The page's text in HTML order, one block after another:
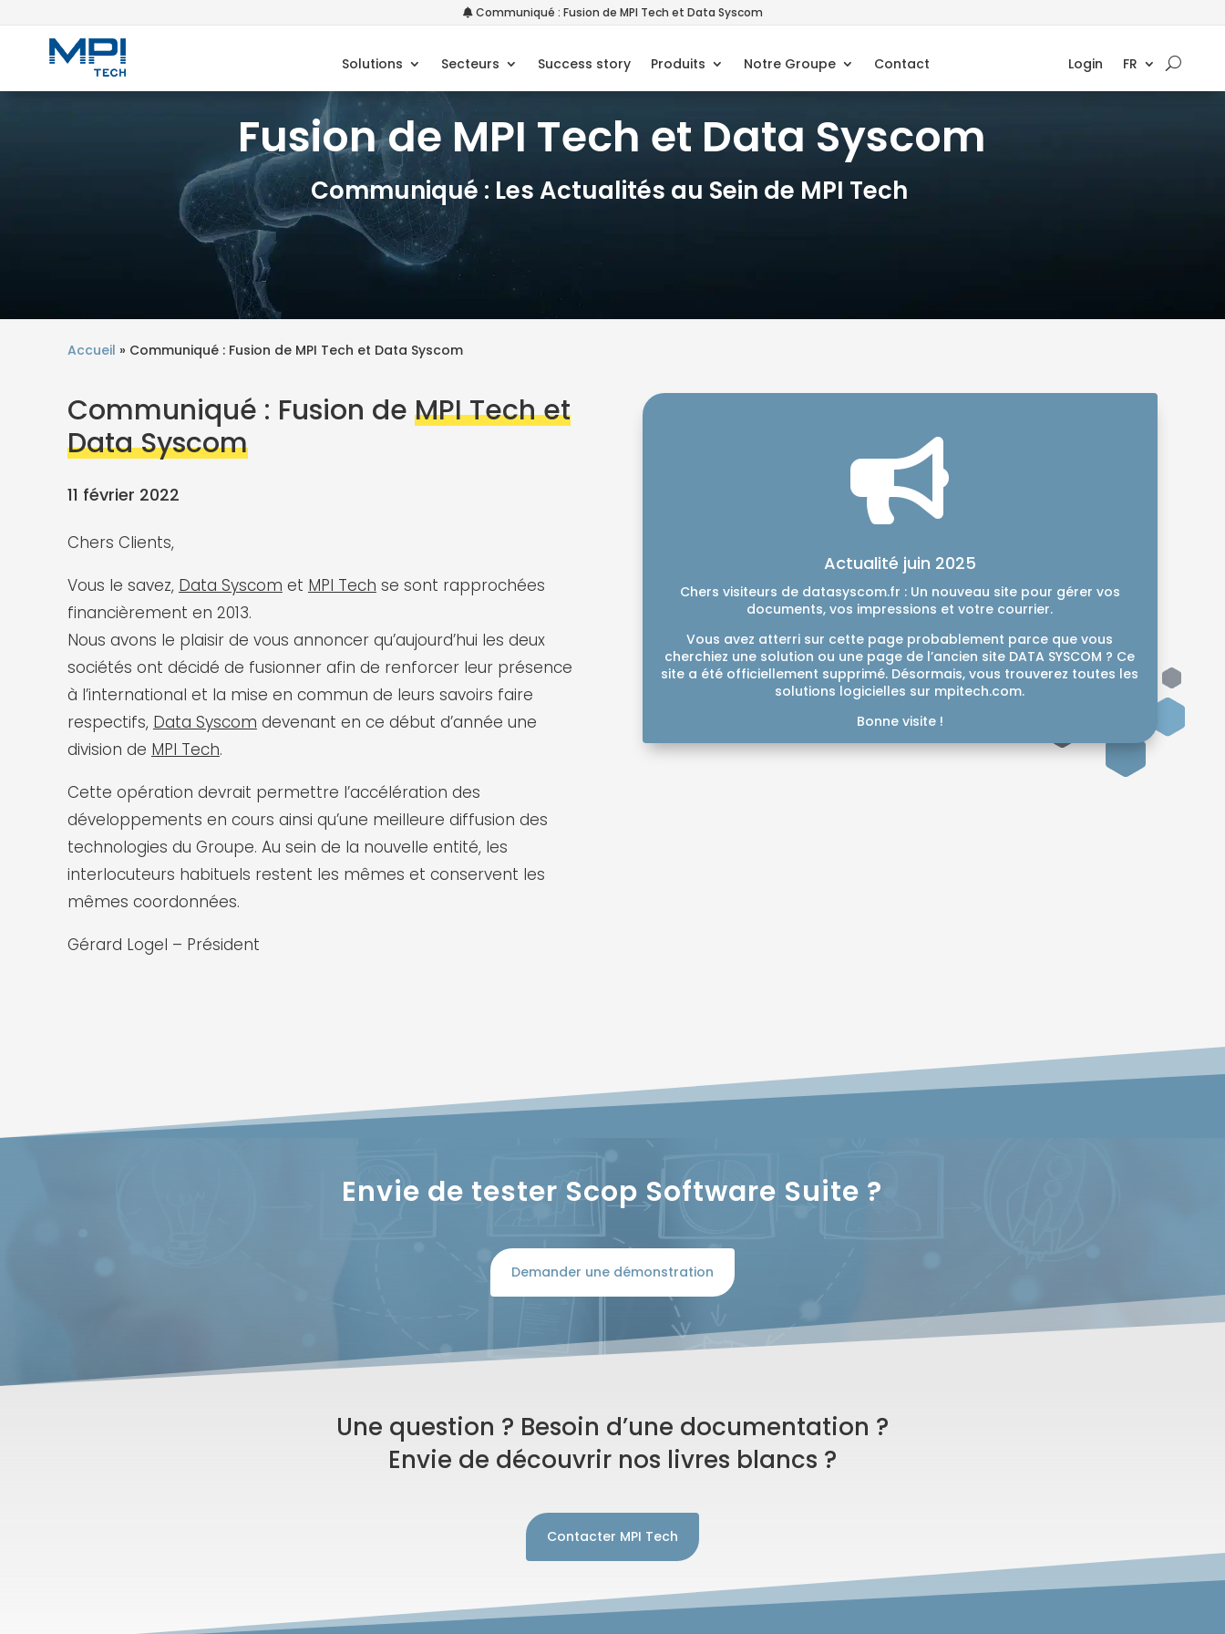
Communiqué : Fusion de MPI Tech et Data Syscom
Solutions Secteurs Success story Produits Notre Groupe Contact Login FR
Fusion de MPI Tech et Data Syscom
Communiqué : Les Actualités au Sein de MPI Tech
Accueil » Communiqué : Fusion de MPI Tech et Data Syscom
Communiqué : Fusion de MPI Tech et
Data Syscom
11 février 2022
Chers Clients,
Vous le savez, Data Syscom et MPI Tech se sont rapprochées
financièrement en 2013.
Nous avons le plaisir de vous annoncer qu’aujourd’hui les deux
sociétés ont décidé de fusionner afin de renforcer leur présence
à l’international et la mise en commun de leurs savoirs faire
respectifs, Data Syscom devenant en ce début d’année une
division de MPI Tech.
Cette opération devrait permettre l’accélération des
développements en cours ainsi qu’une meilleure diffusion des
technologies du Groupe. Au sein de la nouvelle entité, les
interlocuteurs habituels restent les mêmes et conservent les
mêmes coordonnées.
Gérard Logel – Président

Actualité juin 2025
Chers visiteurs de datasyscom.fr : Un nouveau site pour gérer vos
documents, vos impressions et votre courrier.
Vous avez atterri sur cette page probablement parce que vous
cherchiez une solution ou une page de l’ancien site DATA SYSCOM ? Ce
site a été officiellement supprimé. Désormais, vous trouverez toutes les
solutions logicielles sur mpitech.com.
Bonne visite !
Envie de tester Scop Software Suite ?
Demander une démonstration
Une question ? Besoin d’une documentation ?
Envie de découvrir nos livres blancs ?
Contacter MPI Tech